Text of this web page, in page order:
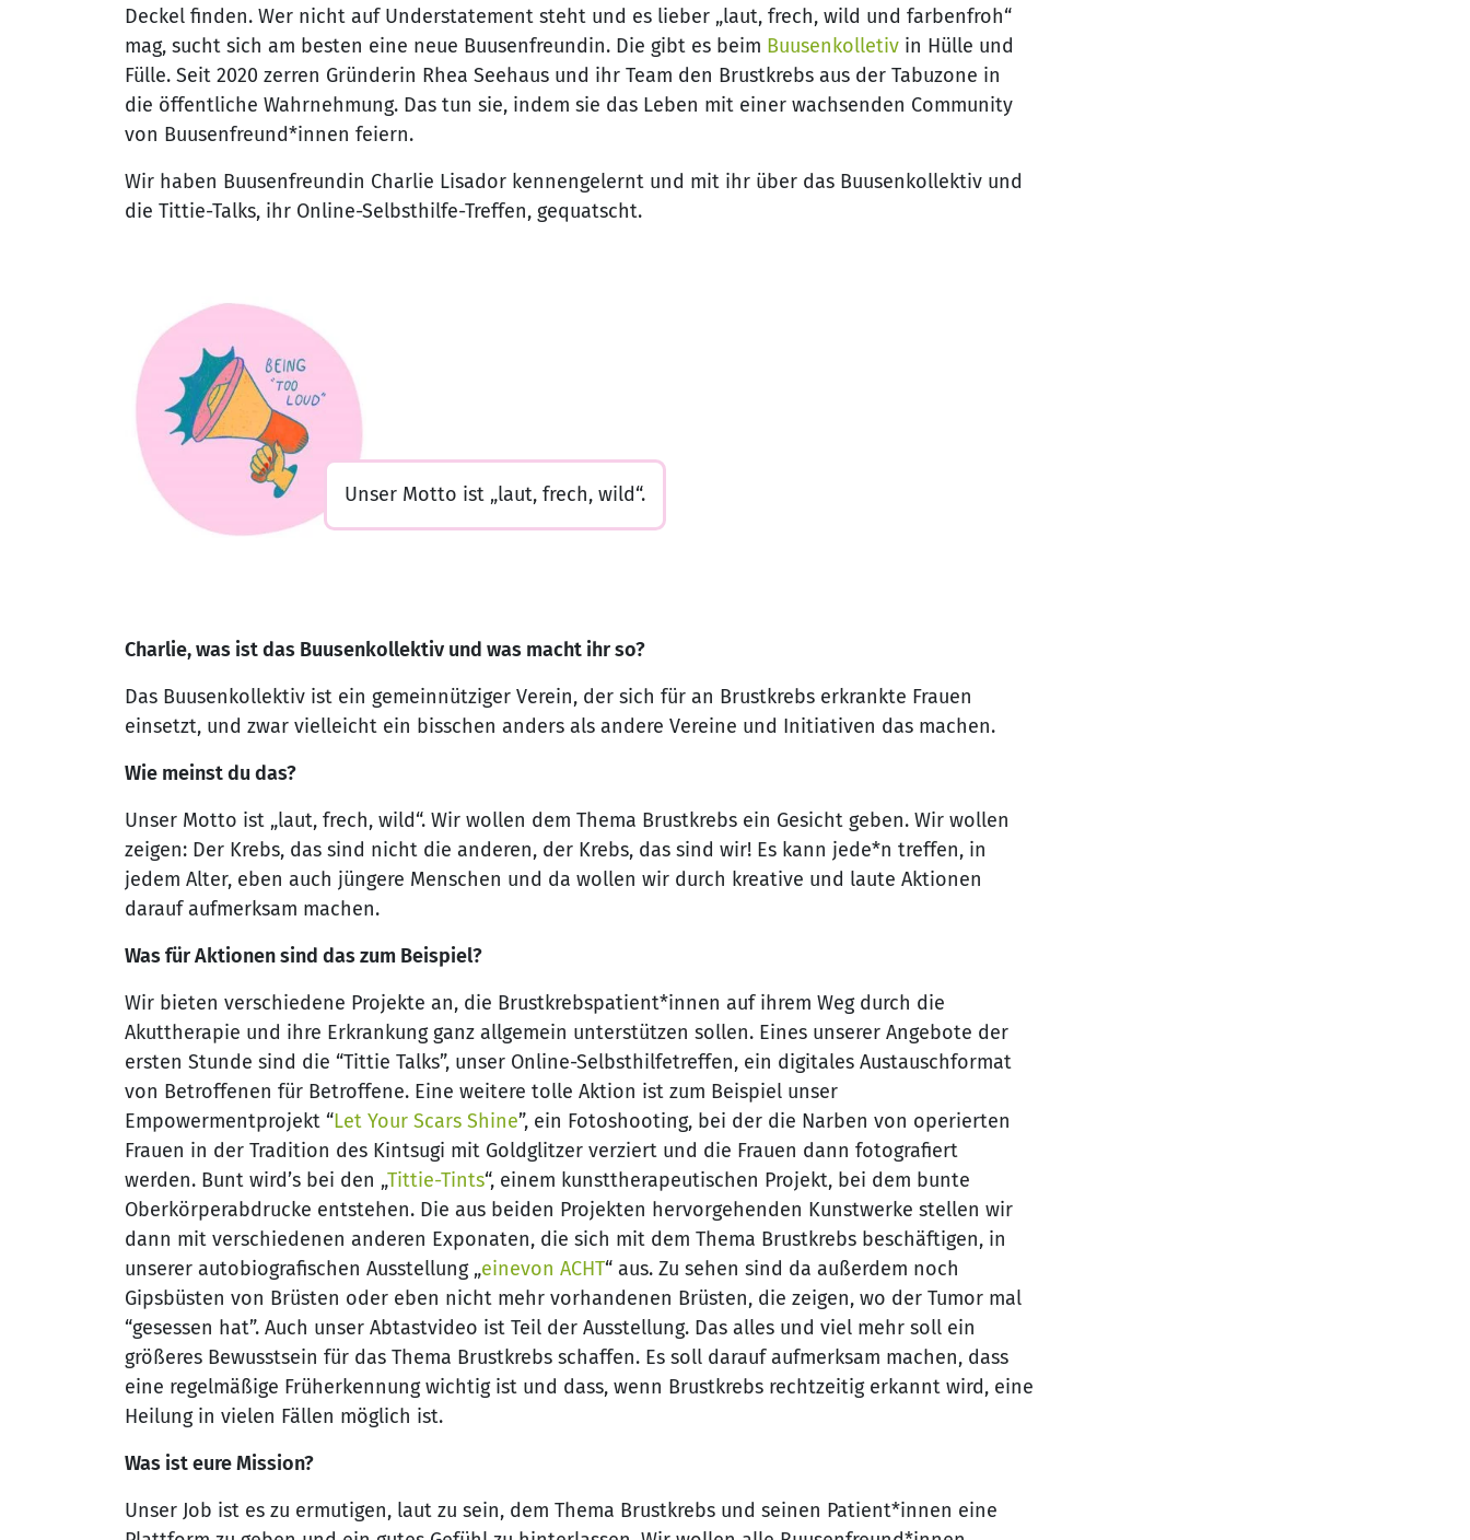
Deckel finden. Wer nicht auf Understatement steht und es lieber „laut, frech, wild und farbenfroh“
mag, sucht sich am besten eine neue Buusenfreundin. Die gibt es beim Buusenkolletiv in Hülle und
Fülle. Seit 2020 zerren Gründerin Rhea Seehaus und ihr Team den Brustkrebs aus der Tabuzone in
die öffentliche Wahrnehmung. Das tun sie, indem sie das Leben mit einer wachsenden Community
von Buusenfreund*innen feiern.
Wir haben Buusenfreundin Charlie Lisador kennengelernt und mit ihr über das Buusenkollektiv und
die Tittie-Talks, ihr Online-Selbsthilfe-Treffen, gequatscht.
Unser Motto ist „laut, frech, wild“.
Charlie, was ist das Buusenkollektiv und was macht ihr so?
Das Buusenkollektiv ist ein gemeinnütziger Verein, der sich für an Brustkrebs erkrankte Frauen
einsetzt, und zwar vielleicht ein bisschen anders als andere Vereine und Initiativen das machen.
Wie meinst du das?
Unser Motto ist „laut, frech, wild“. Wir wollen dem Thema Brustkrebs ein Gesicht geben. Wir wollen
zeigen: Der Krebs, das sind nicht die anderen, der Krebs, das sind wir! Es kann jede*n treffen, in
jedem Alter, eben auch jüngere Menschen und da wollen wir durch kreative und laute Aktionen
darauf aufmerksam machen.
Was für Aktionen sind das zum Beispiel?
Wir bieten verschiedene Projekte an, die Brustkrebspatient*innen auf ihrem Weg durch die
Akuttherapie und ihre Erkrankung ganz allgemein unterstützen sollen. Eines unserer Angebote der
ersten Stunde sind die “Tittie Talks”, unser Online-Selbsthilfetreffen, ein digitales Austauschformat
von Betroffenen für Betroffene. Eine weitere tolle Aktion ist zum Beispiel unser
Empowermentprojekt “Let Your Scars Shine”, ein Fotoshooting, bei der die Narben von operierten
Frauen in der Tradition des Kintsugi mit Goldglitzer verziert und die Frauen dann fotografiert
werden. Bunt wird’s bei den „Tittie-Tints“, einem kunsttherapeutischen Projekt, bei dem bunte
Oberkörperabdrucke entstehen. Die aus beiden Projekten hervorgehenden Kunstwerke stellen wir
dann mit verschiedenen anderen Exponaten, die sich mit dem Thema Brustkrebs beschäftigen, in
unserer autobiografischen Ausstellung „einevon ACHT“ aus. Zu sehen sind da außerdem noch
Gipsbüsten von Brüsten oder eben nicht mehr vorhandenen Brüsten, die zeigen, wo der Tumor mal
“gesessen hat”. Auch unser Abtastvideo ist Teil der Ausstellung. Das alles und viel mehr soll ein
größeres Bewusstsein für das Thema Brustkrebs schaffen. Es soll darauf aufmerksam machen, dass
eine regelmäßige Früherkennung wichtig ist und dass, wenn Brustkrebs rechtzeitig erkannt wird, eine
Heilung in vielen Fällen möglich ist.
Was ist eure Mission?
Unser Job ist es zu ermutigen, laut zu sein, dem Thema Brustkrebs und seinen Patient*innen eine